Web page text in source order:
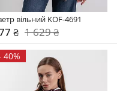
вільний KOF-4691
₴ 1 629 ₴
40%